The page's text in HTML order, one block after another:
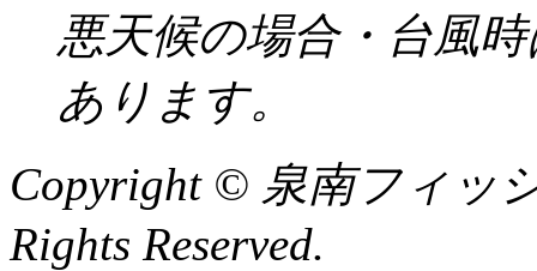
悪天候の場合・台風
あります。
Copyright © 泉南フィッ
Rights Reserved.